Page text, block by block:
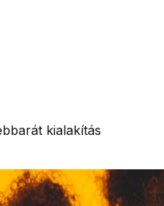
kialakítás